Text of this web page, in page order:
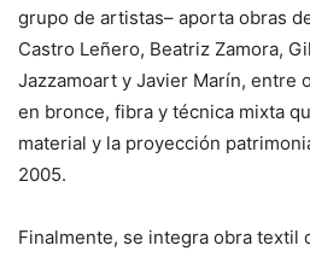
grupo de artistas– aporta obras
Castro Leñero, Beatriz Zamora,
Jazzamoart y Javier Marín, entre
en bronce, fibra y técnica mixta
material y la proyección
2005.
Finalmente, se integra obra textil